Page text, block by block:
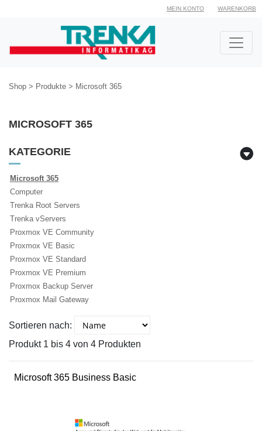
MEIN KONTO WARENKORB
Shop > Produkte > Microsoft 365
MICROSOFT 365
KATEGORIE
Microsoft 365
Computer
Trenka Root Servers
Trenka vServers
Proxmox VE Community
Proxmox VE Basic
Proxmox VE Standard
Proxmox VE Premium
Proxmox Backup Server
Proxmox Mail Gateway
Sortieren nach:
Produkt 1 bis 4 von 4 Produkten
Microsoft 365 Business Basic